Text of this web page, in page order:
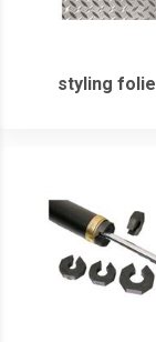
styling folie